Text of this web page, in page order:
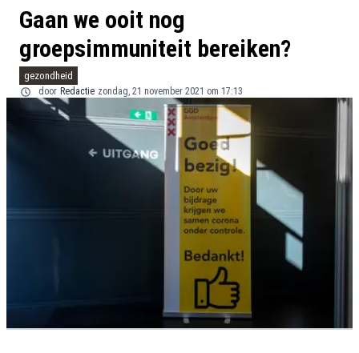
Gaan we ooit nog
groepsimmuniteit bereiken?
gezondheid
door Redactie zondag, 21 november 2021 om 17:13